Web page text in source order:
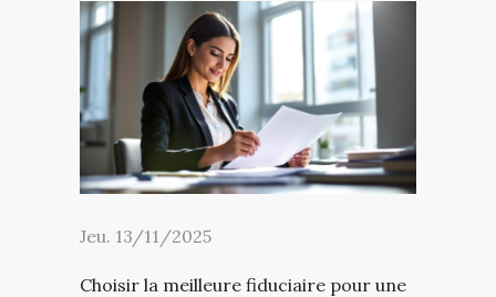
Jeu. 13/11/2025
Choisir la meilleure fiduciaire pour une